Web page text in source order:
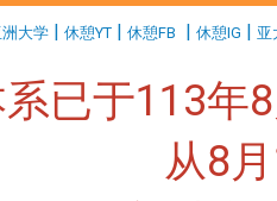
洲大学 | 休憩YT | 休憩FB | 休憩IG | 亚
已于113年
从8